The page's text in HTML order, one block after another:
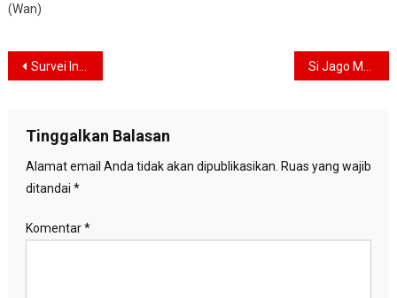
(Wan)
Navigasi
Survei Indikator: Kepuasan ke Prabowo Tembus 79,9%, Kepercayaan Publik ke DPR Masih Terjun Bebas
Tinggalkan Balasan
Alamat email Anda tidak akan dipublikasikan. Ruas yang wajib
ditandai *
Komentar*